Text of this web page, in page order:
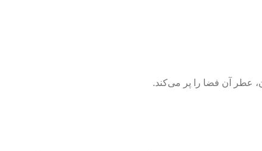
عطر آن فضا را پر می‌کند.